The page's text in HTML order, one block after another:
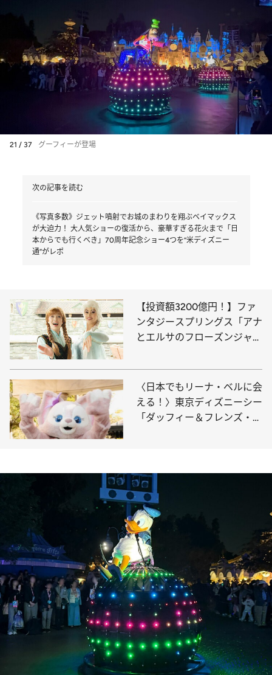
21 / 37 グーフィーが登場
次の記事を読む
《写真多数》ジェット噴射でお城のまわりを翔ぶベイマックス
が大迫力！ 大人気ショーの復活から、豪華すぎる花火まで「日
本からでも行くべき」70周年記念ショー4つを“米ディズニー
通”がレポ
【投資額3200億円！】ファ
ンタジースプリングス「アナ
とエルサのフローズンジャー
〈日本でもリーナ・ベルに会
える！〉東京ディズニーシー
「ダッフィー＆フレンズ・ワ